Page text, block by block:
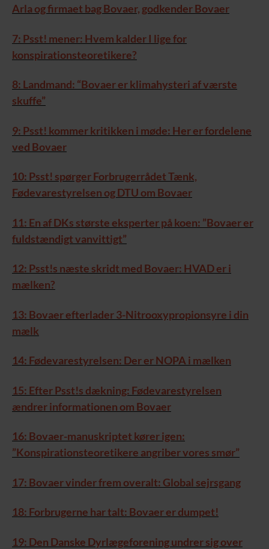
Arla og firmaet bag Bovaer, godkender Bovaer
7: Psst! mener: Hvem kalder I lige for
konspirationsteoretikere?
8: Landmand: “Bovaer er klimahysteri af værste
skuffe”
9: Psst! kommer kritikken i møde: Her er fordelene
ved Bovaer
10: Psst! spørger Forbrugerrådet Tænk,
Fødevarestyrelsen og DTU om Bovaer
11: En af DKs største eksperter på koen: ”Bovaer er
fuldstændigt vanvittigt”
12: Psst!s næste skridt med Bovaer: HVAD er i
mælken?
13: Bovaer efterlader 3-Nitrooxypropionsyre i din
mælk
14: Fødevarestyrelsen: Der er NOPA i mælken
15: Efter Psst!s dækning: Fødevarestyrelsen
ændrer informationen om Bovaer
16: Bovaer-manuskriptet kører igen:
”Konspirationsteoretikere angriber vores smør”
17: Bovaer vinder frem overalt: Global sejrsgang
18: Forbrugerne har talt: Bovaer er dumpet!
19: Den Danske Dyrlægeforening undrer sig over